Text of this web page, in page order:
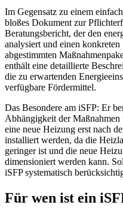
Im Gegensatz zu einem
bloßes Dokument zur
Beratungsbericht, der den
analysiert und einen
abgestimmten
enthält eine detaillierte
die zu erwartenden
verfügbare Fördermittel.
Das Besondere am iSFP: Er
Abhängigkeit der
eine neue Heizung erst nach
installiert werden, da die
geringer ist und die neue
dimensioniert werden kann.
iSFP systematisch
Für wen ist ein